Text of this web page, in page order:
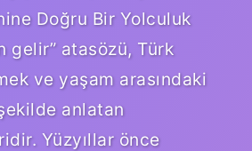
Doğru Bir Yolculuk
gelir” atasözü, Türk
ve yaşam arasındaki
anlatan
Yüzyıllar önce